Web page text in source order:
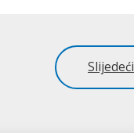
Slijedeći